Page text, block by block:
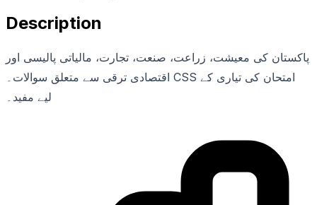
Description
پاکستان کی معیشت، زراعت، صنعت، تجارت، مالیاتی پالیسی اور
اقتصادی ترقی سے متعلق سوالات۔ CSS امتحان کی تیاری کے
لیے مفید۔